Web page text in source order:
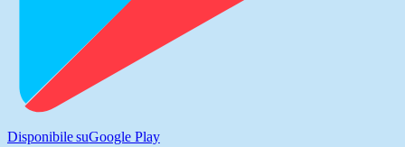
Disponibile suGoogle Play